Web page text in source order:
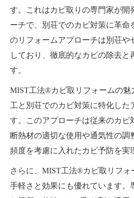
す。これはカビ取りの専門家が開
ーチで、別荘でのカビ対策に革命
のリフォームアプローチは別荘や
しており、徹底的なカビの除去と
す。
MIST工法®カビ取リフォームの魅
工と別荘でのカビ対策に特化した
す。このアプローチは従来のカビ
断熱材の適切な使用や通気性の調
頻度を考慮に入れたカビ予防を実
さらに、MIST工法®カビ取リフ
手軽さと効果にも優れています。